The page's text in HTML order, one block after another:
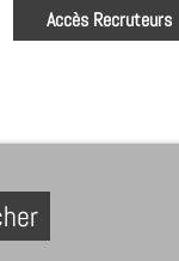
Accès Recruteurs